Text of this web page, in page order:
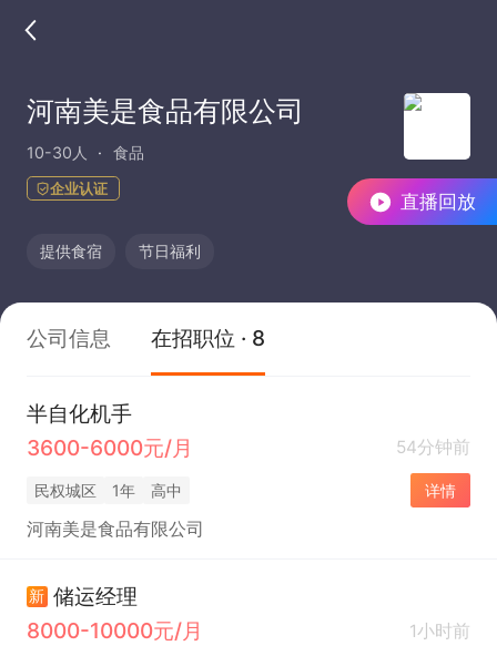
直播回放
河南美是食品有限公司
10-30人 食品
企业认证
提供食宿 节日福利
公司信息 在招职位 · 8
半自化机手
3600-6000元/月
54分钟前
民权城区 1年 高中 详情
河南美是食品有限公司
新 储运经理
8000-10000元/月
1小时前